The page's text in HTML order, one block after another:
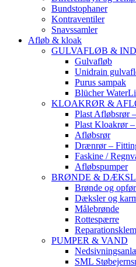
Bundstophaner
Kontraventiler
Snavssamler
Afløb & kloak
GULVAFLØB &
Gulvafløb
Unidrain
Purus sampak
Blücher
KLOAKRØR &
Plast Afløbsrør
Plast Kloakrør
Afløbsrør
Drænrør –
Faskine /
Afløbspumper
BRØNDE &
Brønde og
Dæksler og
Målebrønde
Rottespærre
PUMPER & VAND
SML